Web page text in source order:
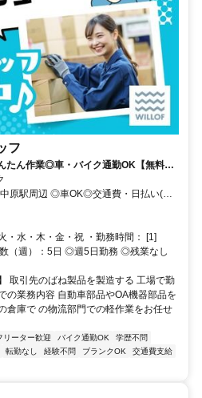
フ
ん作業◎車・バイク通勤OK【無料駐
原駅周辺 ◎車OK◎交通費・日払い(規
♪
・水・木・金・祝 ・勤務時間： [1]
（週）：5日 ◎週5日勤務 ◎残業なし
取引先のばね製品を製造する 工場で勤
業務内容 自動車部品やOA機器部品を
倉庫で の物流部門での軽作業をお任せ
リーター歓迎 バイク通勤OK
学歴不問
転勤なし 経験不問 ブランクOK
交通費支給